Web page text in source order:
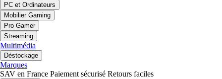
PC et Ordinateurs
Mobilier Gaming
Pro Gamer
Streaming
Multimédia
Déstockage
Marques
SAV en France Paiement sécurisé Retours faciles